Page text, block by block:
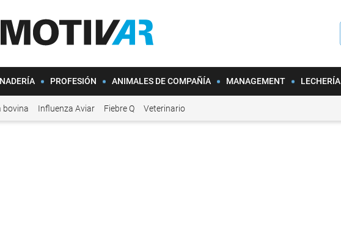
PROFESIÓN ANIMALES DE COMPAÑÍA MANAGEMENT LECHERÍA
bovina Influenza Aviar Fiebre Q Veterinario